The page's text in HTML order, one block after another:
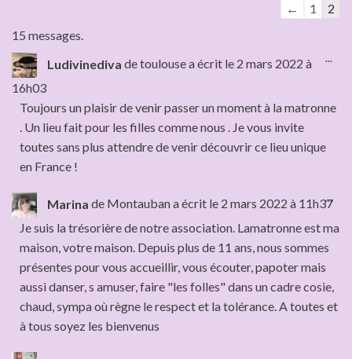
← 1
2
15 messages.
Ludivinediva detoulousea écrit le 2 mars 2022 à
16h03
Toujours un plaisir de venir passer un moment à la matronne
. Un lieu fait pour les filles comme nous . Je vous invite
toutes sans plus attendre de venir découvrir ce lieu unique
en France !
...
Marina de Montaubana écrit le 2 mars 2022 à 11h37
Je suis la trésorière de notre association. Lamatronne est ma
maison, votre maison. Depuis plus de 11 ans, nous sommes
présentes pour vous accueillir, vous écouter, papoter mais
aussi danser, s amuser, faire "les folles" dans un cadre cosie,
chaud, sympa où règne le respect et la tolérance. A toutes et
à tous soyez les bienvenus
...